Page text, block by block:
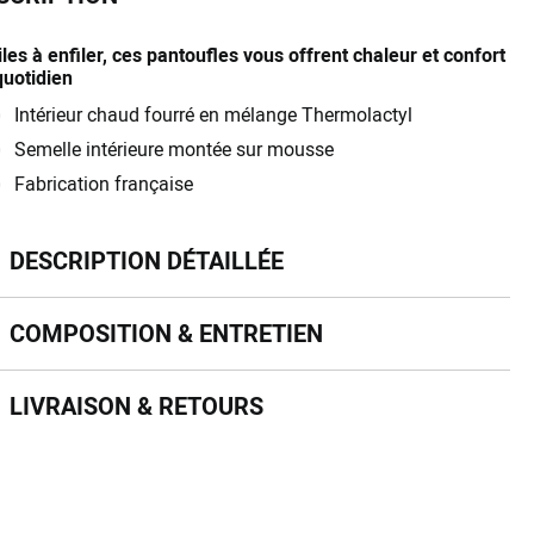
à enfiler, ces pantoufles vous offrent chaleur et confort
Intérieur chaud fourré en mélange Thermolactyl
Semelle intérieure montée sur mousse
Fabrication française
détaillée
DESCRIPTION DÉTAILLÉE
& entretien
COMPOSITION & ENTRETIEN
& retours
LIVRAISON & RETOURS